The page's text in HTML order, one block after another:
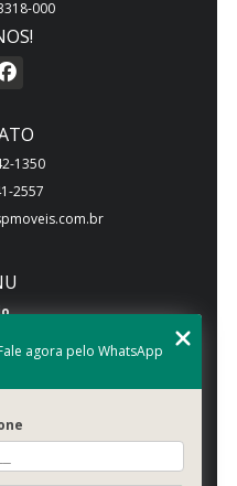
000
1350
2557
agora pelo WhatsApp